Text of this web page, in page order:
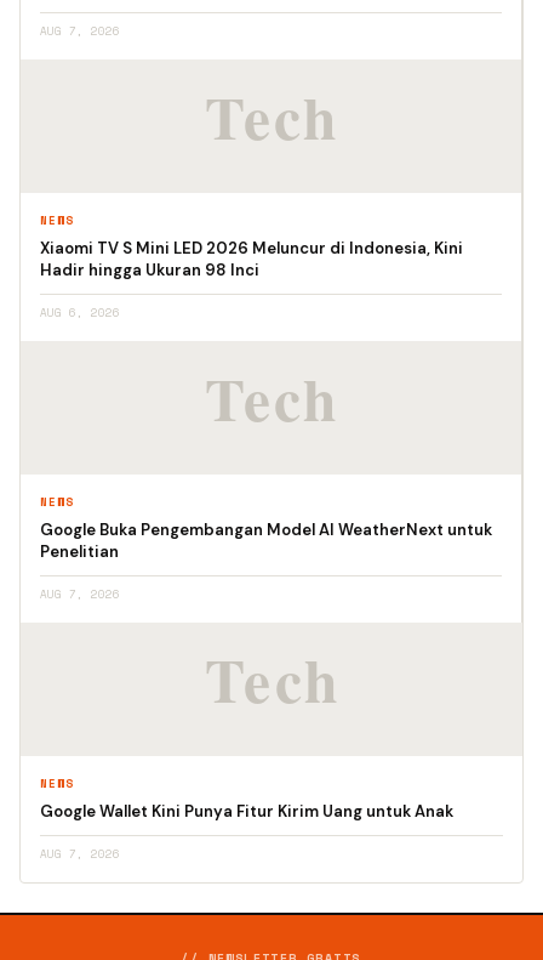
AUG 7, 2026
NEWS
Xiaomi TV S Mini LED 2026 Meluncur di Indonesia, Kini
Hadir hingga Ukuran 98 Inci
AUG 6, 2026
NEWS
Google Buka Pengembangan Model AI WeatherNext untuk
Penelitian
AUG 7, 2026
NEWS
Google Wallet Kini Punya Fitur Kirim Uang untuk Anak
AUG 7, 2026